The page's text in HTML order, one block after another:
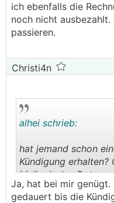
ich ebenfalls die
noch nicht
passieren.
Christi4n
alhei schrieb:
hat jemand schon
Kündigung erhalten?
Mail mit den Daten
senden?
Ja, hat bei mir genügt.
gedauert bis die